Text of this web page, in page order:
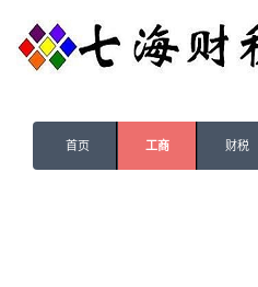
首页 工商 财税